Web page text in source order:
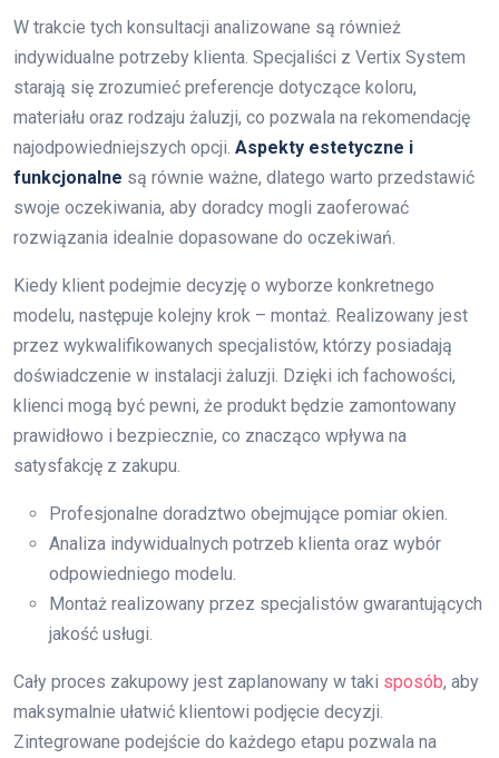
W trakcie tych konsultacji analizowane są również
indywidualne potrzeby klienta. Specjaliści z Vertix System
starają się zrozumieć preferencje dotyczące koloru,
materiału oraz rodzaju żaluzji, co pozwala na rekomendację
najodpowiedniejszych opcji. Aspekty estetyczne i
funkcjonalne są równie ważne, dlatego warto przedstawić
swoje oczekiwania, aby doradcy mogli zaoferować
rozwiązania idealnie dopasowane do oczekiwań.
Kiedy klient podejmie decyzję o wyborze konkretnego
modelu, następuje kolejny krok – montaż. Realizowany jest
przez wykwalifikowanych specjalistów, którzy posiadają
doświadczenie w instalacji żaluzji. Dzięki ich fachowości,
klienci mogą być pewni, że produkt będzie zamontowany
prawidłowo i bezpiecznie, co znacząco wpływa na
satysfakcję z zakupu.
Profesjonalne doradztwo obejmujące pomiar okien.
Analiza indywidualnych potrzeb klienta oraz wybór
odpowiedniego modelu.
Montaż realizowany przez specjalistów gwarantujących
jakość usługi.
Cały proces zakupowy jest zaplanowany w taki sposób, aby
maksymalnie ułatwić klientowi podjęcie decyzji.
Zintegrowane podejście do każdego etapu pozwala na